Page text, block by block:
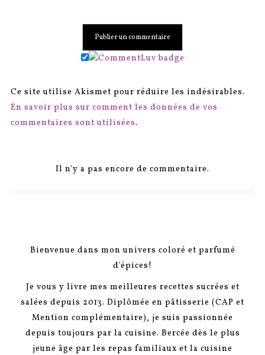
Ce site utilise Akismet pour réduire les indésirables.
En savoir plus sur comment les données de vos
commentaires sont utilisées.
Il n'y a pas encore de commentaire.
Bienvenue dans mon univers coloré et parfumé
d'épices!
Je vous y livre mes meilleures recettes sucrées et
salées depuis 2013. Diplômée en pâtisserie (CAP et
Mention complémentaire), je suis passionnée
depuis toujours par la cuisine. Bercée dès le plus
jeune âge par les repas familiaux et la cuisine